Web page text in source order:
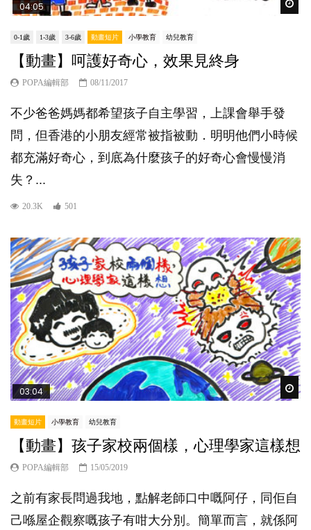
04:05
0-1歲 1-3歲 3-6歲 動畫短片 小學教育 幼兒教育
【動畫】呵護好奇心，效果見終身
POPA編輯部 08/11/2017
不少爸爸媽媽都希望孩子自主學習，上課會舉手發
問，但香港的小朋友經常被指被動．明明他們小時候
都充滿好奇心，到底為什麼孩子的好奇心會慢慢消
失？...
20.3K 501
03:04
動畫短片 小學教育 幼兒教育
【動畫】孩子家校兩個樣，心理學家這樣想
POPA編輯部 15/05/2019
之前有家長問過我地，點解老師口中嘅阿仔，同佢自
己喺屋企觀察嘅孩子有咁大分別。簡單而言，就係阿